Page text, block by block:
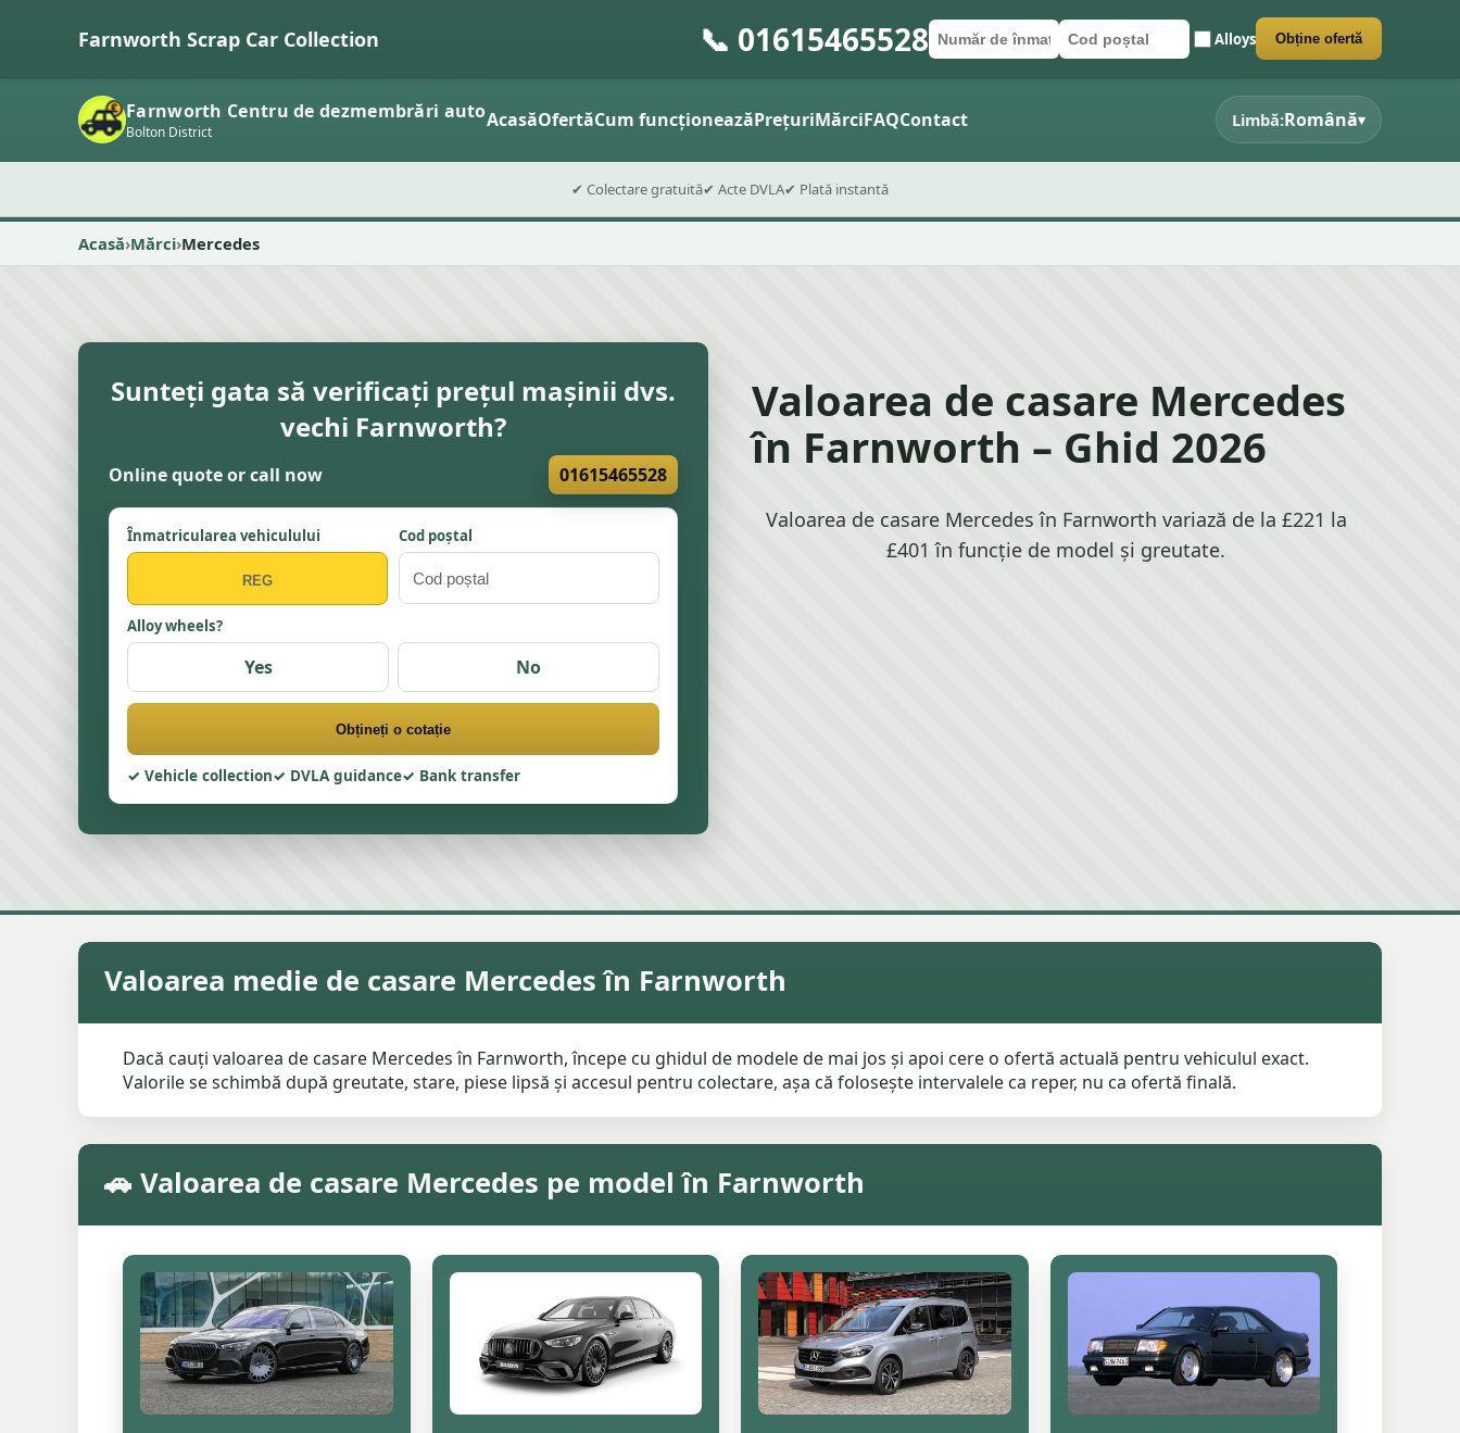
Farnworth Scrap Car Collection 📞 01615465528Număr de înmatriculare
Cod poștal Alloys
Trimite formularul Obține ofertă
Farnworth Centru de dezmembrări auto
Bolton District AcasăOfertăCum funcționeazăPrețuriMărciFAQContact Limbă:Română▾
✔ Colectare gratuită✔ Acte DVLA✔ Plată instantă
Acasă Mărci Mercedes
Sunteți gata să verificați prețul mașinii dvs.
vechi Farnworth?
Online quote or call now 01615465528
Înmatricularea vehiculului Cod poștal
Alloy wheels?
Yes No
Obțineți o cotație
Vehicle collection DVLA guidance Bank transfer
Valoarea de casare Mercedes
în Farnworth – Ghid 2026
Valoarea de casare Mercedes în Farnworth variază de la £221 la
£401 în funcție de model și greutate.
Valoarea medie de casare Mercedes în Farnworth
Dacă cauți valoarea de casare Mercedes în Farnworth, începe cu ghidul de modele de mai jos și apoi cere o ofertă actuală pentru vehiculul exact.
Valorile se schimbă după greutate, stare, piese lipsă și accesul pentru colectare, așa că folosește intervalele ca reper, nu ca ofertă finală.
🚗 Valoarea de casare Mercedes pe model în Farnworth